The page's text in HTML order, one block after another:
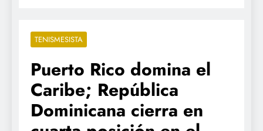
TENISMESISTA
Puerto Rico domina el
Caribe; República
Dominicana cierra en